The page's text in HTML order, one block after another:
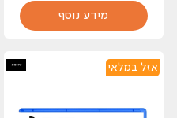
מידע נוסף
אזל במלאי